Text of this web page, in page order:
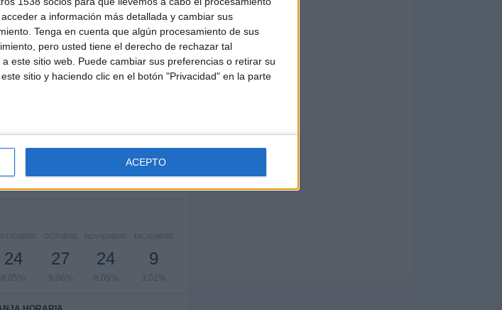
a información más detallada y cambiar sus
Tenga en cuenta que algún procesamiento de sus
pero usted tiene el derecho de rechazar tal
este sitio web. Puede cambiar sus preferencias o retirar su
sitio y haciendo clic en el botón "Privacidad" en la parte
ACEPTO
65 (21.81%)
(6.71%)
(5.37%)
(4.36%)
24
8.05%
OCTUBRE
27
9.06%
NOVIEMBRE
24
8.05%
DICIEMBRE
9
3.02%